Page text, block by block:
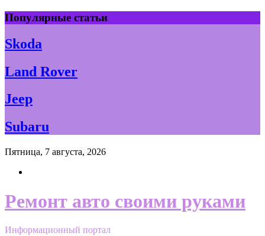
Skip
to
content
Популярные статьи
Skoda
Land Rover
Jeep
Subaru
Пятница, 7 августа, 2026
Ремонт авто своими руками
Информационный портал